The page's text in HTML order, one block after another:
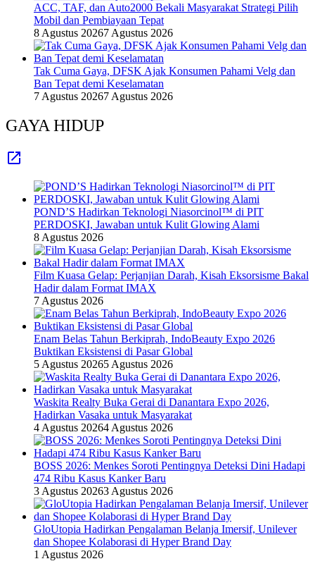
ACC, TAF, dan Auto2000 Bekali Masyarakat Strategi Pilih
Mobil dan Pembiayaan Tepat
8 Agustus 20267 Agustus 2026
Tak Cuma Gaya, DFSK Ajak Konsumen Pahami Velg dan
Ban Tepat demi Keselamatan
7 Agustus 20267 Agustus 2026
GAYA HIDUP
POND’S Hadirkan Teknologi Niasorcinol™ di PIT
PERDOSKI, Jawaban untuk Kulit Glowing Alami
8 Agustus 2026
Film Kuasa Gelap: Perjanjian Darah, Kisah Eksorsisme Bakal
Hadir dalam Format IMAX
7 Agustus 2026
Enam Belas Tahun Berkiprah, IndoBeauty Expo 2026
Buktikan Eksistensi di Pasar Global
5 Agustus 20265 Agustus 2026
Waskita Realty Buka Gerai di Danantara Expo 2026,
Hadirkan Vasaka untuk Masyarakat
4 Agustus 20264 Agustus 2026
BOSS 2026: Menkes Soroti Pentingnya Deteksi Dini Hadapi
474 Ribu Kasus Kanker Baru
3 Agustus 20263 Agustus 2026
GloUtopia Hadirkan Pengalaman Belanja Imersif, Unilever
dan Shopee Kolaborasi di Hyper Brand Day
1 Agustus 2026